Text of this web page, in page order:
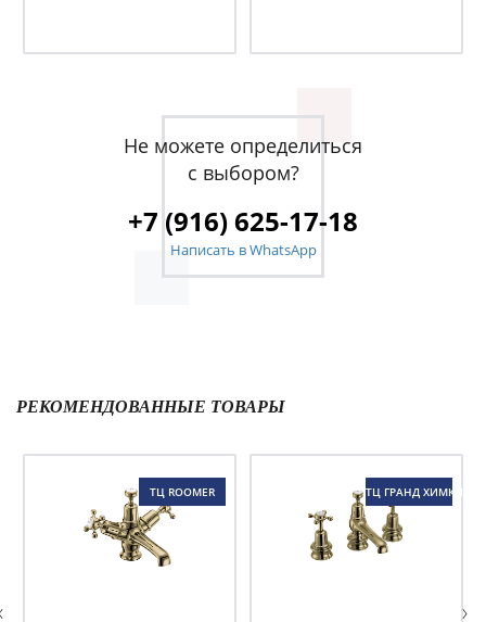
Не можете определиться
с выбором?
+7 (916) 625-17-18
Написать в WhatsApp
РЕКОМЕНДОВАННЫЕ ТОВАРЫ
ТЦ ROOMER ТЦ ГРАНД ХИМКИ